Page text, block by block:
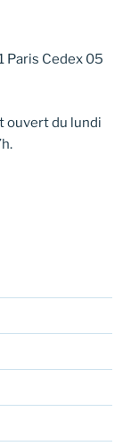
Paris Cedex 05
ouvert du lundi